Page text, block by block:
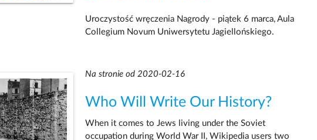
Uroczystość wręczenia Nagrody - piątek 6 marca, Aula
Collegium Novum Uniwersytetu Jagiellońskiego.
Na stronie od 2020-02-16
Who Will Write Our History?
When it comes to Jews living under the Soviet
occupation during World War II, Wikipedia users two